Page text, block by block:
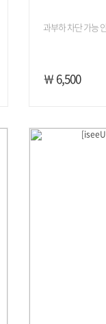
과부하 차단 가능
￦ 6,500